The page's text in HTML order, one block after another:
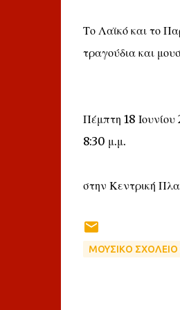
Το Λαϊκό και το
τραγούδια και
Πέμπτη 18
8:30 μ.μ.
στην Κεντρική
ΜΟΥΣΙΚΟ